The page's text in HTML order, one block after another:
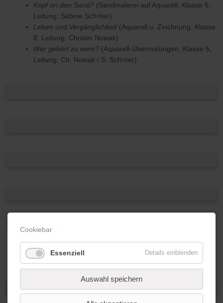
Kopf on den Sand? (Sandmalerei auf Aquarell, Klasse 6,
Leitung: Sabine Schröer)
Leben und Vergänglichkeit (Aquarell u. Zeichnung, Klasse
8, Leitung: Christin Nowak)
Wer gehört zu wem? (Aquarell-Übermalungen, Klasse 5,
Leitung: Ch. Nowak / S. Schröer)
Schule Kunst Museum - Joseph Beuys Gesamtschule
Cookiebar
Essenziell Details einblenden
Auswahl speichern